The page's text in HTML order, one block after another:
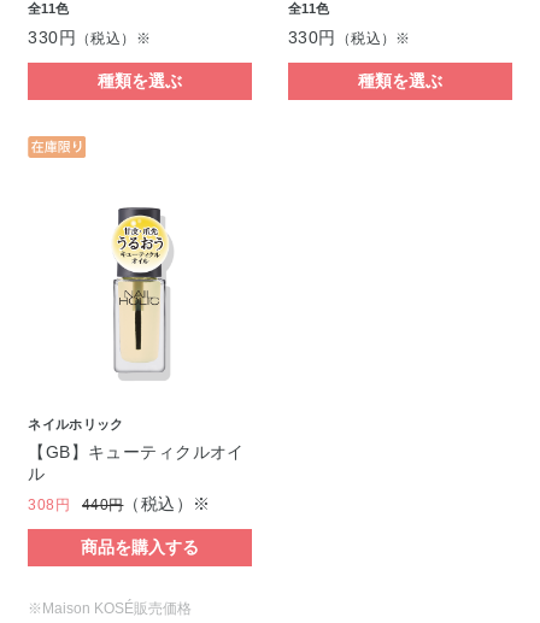
全11色
330円 （税込）※
種類を選ぶ
全11色
330円 （税込）※
種類を選ぶ
ネイルホリック
【GB】キューティクルオイ
ル
308円 440円（税込）※
商品を購入する
※Maison KOSÉ販売価格